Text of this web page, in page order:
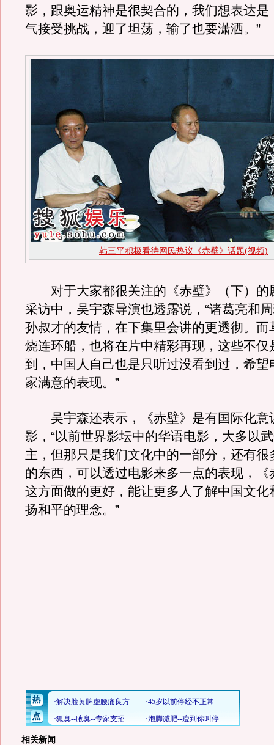
影，跟奥运精神是很契合的，我们想表达是
气接受挑战，迎了坦荡，输了也要潇洒。”
韩三平积极看待网民热议《赤壁》话题(视频)
对于大家都很关注的《赤壁》（下）的
采访中，吴宇森导演也透露说，“诸葛亮和
孙叔才的友情，在下集里会讲的更透彻。而
烧连环船，也将在片中精彩再现，这些不仅
到，中国人自己也是只听过没看到过，希望
家满意的表现。”
吴宇森还表示，《赤壁》是有国际化意
影，“以前世界影坛中的华语电影，大多以
主，但那只是我们文化中的一部分，还有很
的东西，可以透过电影来多一点的表现，《
这方面做的更好，能让更多人了解中国文化
扬和平的理念。”
相关新闻